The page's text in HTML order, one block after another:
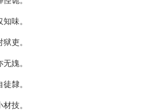
味。
吏。
媿。
隸。
技。